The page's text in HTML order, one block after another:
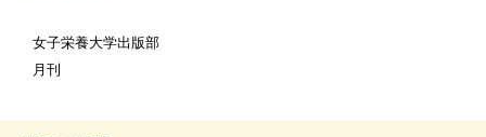
女子栄養大学出版部
月刊